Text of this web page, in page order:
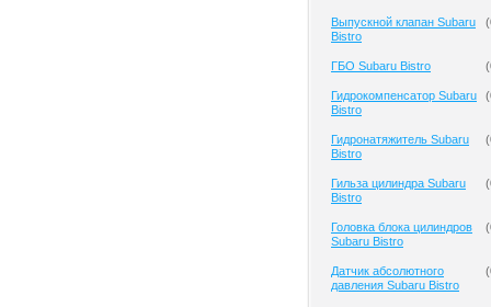
Выпускной клапан Subaru
Bistro
(
ГБО Subaru Bistro (
Гидрокомпенсатор Subaru
Bistro
(
Гидронатяжитель Subaru
Bistro
(
Гильза цилиндра Subaru
Bistro
(
Головка блока цилиндров
Subaru Bistro
(
Датчик абсолютного
давления Subaru Bistro
(